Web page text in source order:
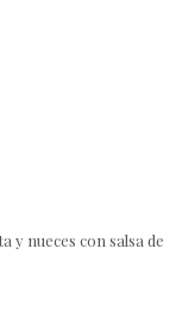
y nueces con salsa de